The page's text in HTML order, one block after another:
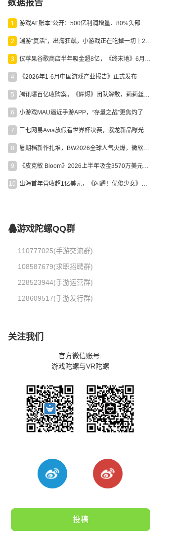
数据报告
1 游戏AI“账本”公开：500亿利润增量、80%头部入局，谁在闷声发财？
2 端游“复活”，出海狂飙，小游戏正在吃掉一切｜2026上半年产业报告
3 仅苹果谷歌商店半年吸金超8亿，《终末地》6月份收入显著回暖
4 《2026年1-6月中国游戏产业报告》正式发布
5 腾讯曝百亿收购案，《辉烬》团队解散，莉莉丝新作曝光｜陀螺周报
6 小游戏MAU逼近手游APP，“存量之战”更焦灼了
7 三七网易Avia放假看世界杯决赛，紫龙新品曝光，米哈游新作上线 | 陀螺周报
8 暑期档新作扎堆，BW2026全球人气火爆，微软XBOX大裁员|陀螺周报
9 《皮克敏 Bloom》2026上半年吸金3570万美元，中国台湾成最大市场
10 出海首年营收超1亿美元，《闪耀！优俊少女》美国市场占比达七成
游戏陀螺QQ群
110777025(手游交流群)
108587679(求职招聘群)
228523944(手游运营群)
128609517(手游发行群)
关注我们
官方微信账号:
游戏陀螺与VR陀螺
投稿